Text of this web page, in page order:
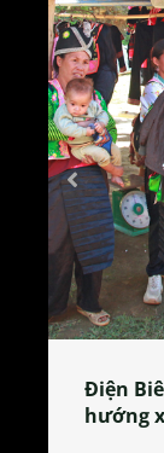
bền vững